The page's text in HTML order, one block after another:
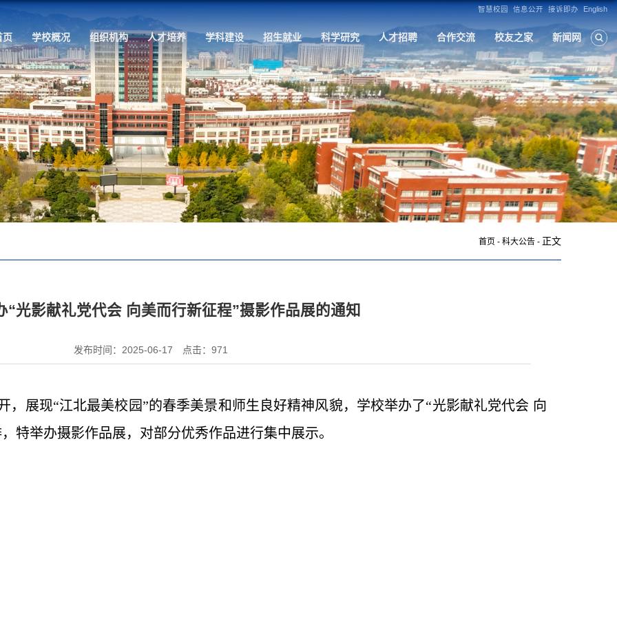
首页 学校概况 组织机构 人才培养 学科建设 招生就业 科
首页 -科大公告 - 正文
“光影献礼党代会 向美而行新征程”摄影作品展的通知
发布时间：2025-06-17 点击： 971
，展现“江北最美校园”的春季美景和师生良好精神风貌，学校举办了“光影献礼党代会 向
特举办摄影作品展，对部分优秀作品进行集中展示。